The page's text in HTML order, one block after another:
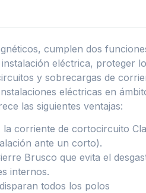
cumplen dos
eléctrica, proteger
y sobrecargas de
eléctricas en
las siguientes ventajas:
la corriente de cortocircuito
ante un corto).
Brusco que evita el
internos.
todos los polos